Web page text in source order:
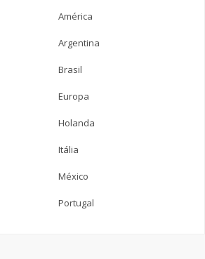
América
Argentina
Brasil
Europa
Holanda
Itália
México
Portugal